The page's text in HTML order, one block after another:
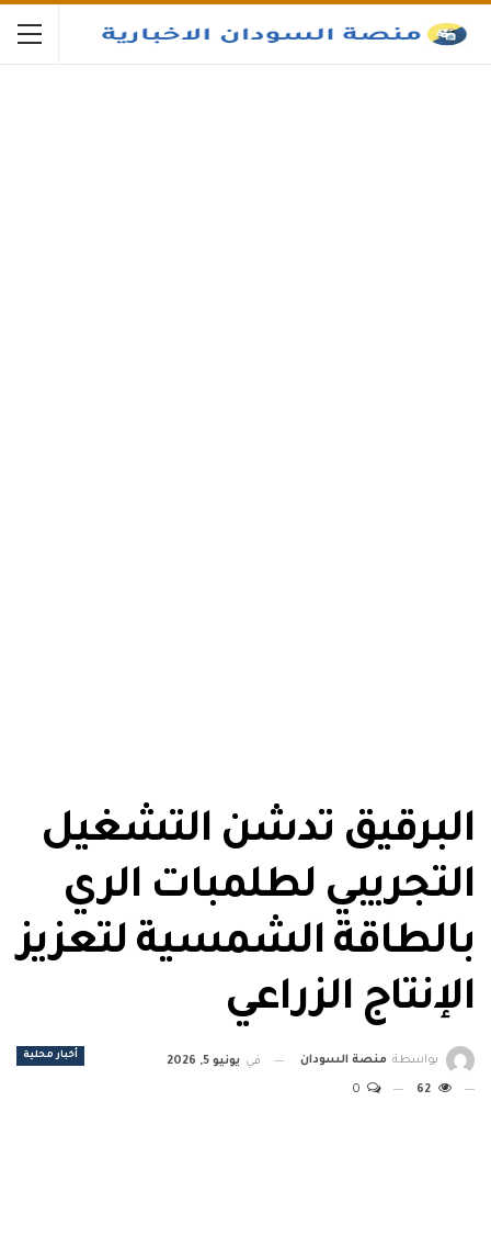
البرقيق تدشن التشغيل
التجريبي لطلمبات الري
بالطاقة الشمسية لتعزيز
الإنتاج الزراعي
أخبار محلية بواسطة منصة السودان في يونيو 5, 2026
62